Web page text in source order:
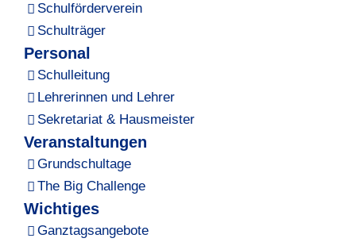
Schulförderverein
Schulträger
Personal
Schulleitung
Lehrerinnen und Lehrer
Sekretariat & Hausmeister
Veranstaltungen
Grundschultage
The Big Challenge
Wichtiges
Ganztagsangebote